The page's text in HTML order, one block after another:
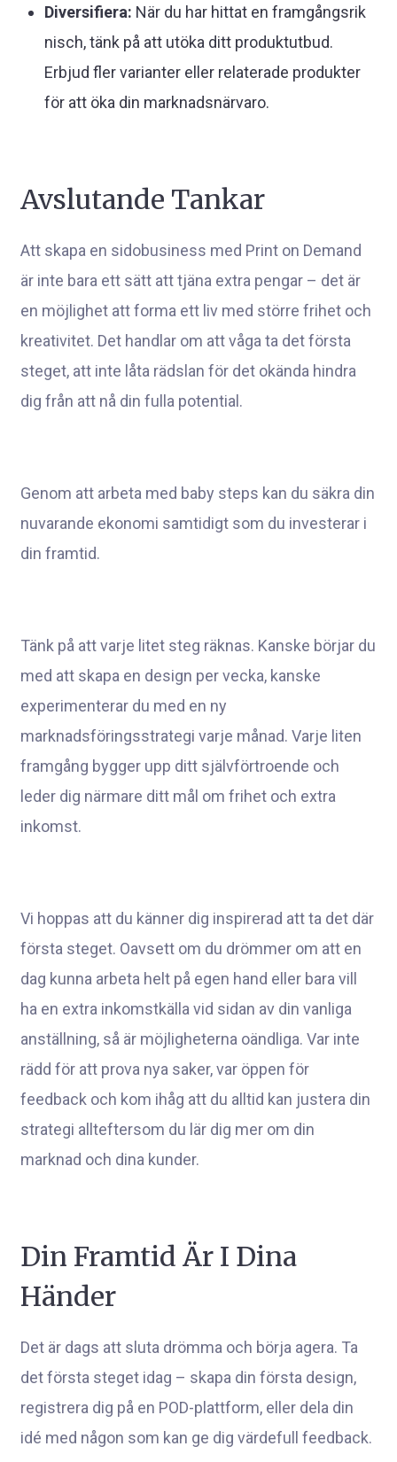
Diversifiera: När du har hittat en framgångsrik
nisch, tänk på att utöka ditt produktutbud.
Erbjud fler varianter eller relaterade produkter
för att öka din marknadsnärvaro.
Avslutande Tankar
Att skapa en sidobusiness med Print on Demand
är inte bara ett sätt att tjäna extra pengar – det är
en möjlighet att forma ett liv med större frihet och
kreativitet. Det handlar om att våga ta det första
steget, att inte låta rädslan för det okända hindra
dig från att nå din fulla potential.
Genom att arbeta med baby steps kan du säkra din
nuvarande ekonomi samtidigt som du investerar i
din framtid.
Tänk på att varje litet steg räknas. Kanske börjar du
med att skapa en design per vecka, kanske
experimenterar du med en ny
marknadsföringsstrategi varje månad. Varje liten
framgång bygger upp ditt självförtroende och
leder dig närmare ditt mål om frihet och extra
inkomst.
Vi hoppas att du känner dig inspirerad att ta det där
första steget. Oavsett om du drömmer om att en
dag kunna arbeta helt på egen hand eller bara vill
ha en extra inkomstkälla vid sidan av din vanliga
anställning, så är möjligheterna oändliga. Var inte
rädd för att prova nya saker, var öppen för
feedback och kom ihåg att du alltid kan justera din
strategi allteftersom du lär dig mer om din
marknad och dina kunder.
Din Framtid Är I Dina
Händer
Det är dags att sluta drömma och börja agera. Ta
det första steget idag – skapa din första design,
registrera dig på en POD-plattform, eller dela din
idé med någon som kan ge dig värdefull feedback.